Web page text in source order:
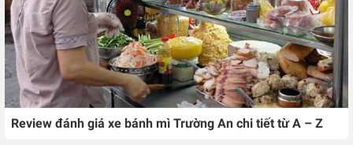
Review đánh giá xe bánh mì Trường An chi tiết từ A – Z